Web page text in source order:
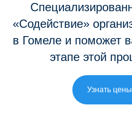
«Содействие»
в Гомеле и поможет
этапе этой
Узнать цены